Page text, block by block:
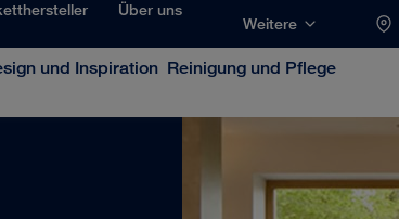
Über uns
Weitere
und Inspiration Reinigung und Pflege